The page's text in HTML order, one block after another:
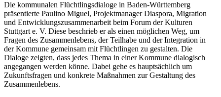
Die kommunalen Flüchtlingsdialoge in Baden-Württemberg
präsentierte Paulino Miguel, Projektmanager Diaspora, Migration
und Entwicklungszusammenarbeit beim Forum der Kulturen
Stuttgart e. V. Diese beschrieb er als einen möglichen Weg, um
Fragen des Zusammenlebens, der Teilhabe und der Integration in
der Kommune gemeinsam mit Flüchtlingen zu gestalten. Die
Dialoge zeigten, dass jedes Thema in einer Kommune dialogisch
angegangen werden könne. Dabei gehe es hauptsächlich um
Zukunftsfragen und konkrete Maßnahmen zur Gestaltung des
Zusammenlebens.